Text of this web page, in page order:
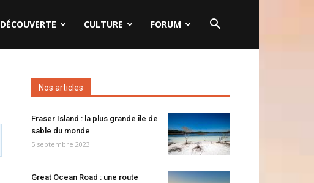
DÉCOUVERTE CULTURE FORUM
Nos articles
Fraser Island : la plus grande île de
sable du monde
5 septembre 2023
Great Ocean Road : une route